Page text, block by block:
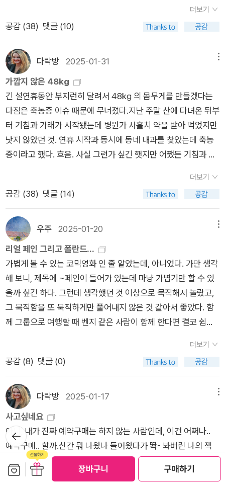
장바구니 구매하기
고민하다가 폴란드까지 다녀온다, 시를 번역에 맡겨서까지 굳이
읽을 필요가 있을까? 번거롭다, 그냥 태워버리면 어떨까 망설인
다, 결국 번역을 맡기고 읽어 본다, 시가 이런 부분은 좋고 저런
부분은 이해도 안 되고 해괴하구나...이런 과정에서 매번의 선택
은 베아트리스라는 여성의 자신에 대한 충실성, 신중함, 일상인으
로서의 성실로 인해 진행된다. 그리고 그런 성품은 정직하게 예술
에, 사랑에 마음을 여는 길로 이끈다. 이 글 앞 부분에서 폴란드인
과의 만남에 있어 두 사람 사이에 접점이라곤 없다고 했는데, 생
과 사라는 극단적으로 접점을 찾기 어려운 다른 환경의 상황에서
이제 진짜 대화가 시도된다.
이 드라마에 대한 흥미와 재미가 확 떨어져버렸다. 하아- 갑자기,
순식간에, 느닷없이,아 재미없어이렇게 된거다. 뒷이야기가 궁금
도 완결을 못한 채로 버려버렸는데, 이 드라마를 완결까지 본 e
가 내게 '그 뒤로도 복수하고 응징하는 에피소드들 나온다'고 하
는데도 전혀 흥미가 없는거다. 저는 뭐가 문제죠? 왜 재미가 없
죠?나는 유튜브도 구독하는게 없고 영상도 잘 보질 않는데, 퇴근
길에 드라마도 안보고 영화도 보기 싫고 유튜브나 볼까 해서 인기
많은 무슨 유튜브를 재생시켜 보는데 와재미없어또 이렇게 되는
거다. 그래서 꺼버리고서는 아 재미없다, 나는 왜 이런거 다 재미
없지, 하면서 문득,책이 최고다! 책이 제일 재미었어! 책은 중간에
단 말이다. 역시 세상에 책만큼 재미있는 건 없는 것 같아..그리고
아, 책이 정말 재미있다. 최고다!!내가 그동안 드라마를 왜 잘 못
봤는지, 보더라도 왜 끝까지 못봤는지 이제 나는 그 이유를 안다.
상보다 더 재미있는게 있다는 걸 아는 몸인 것이다!!하여간 그렇
게 중단한 드라마 얘기 하다가 중단한 영화 얘기를 해보자면, 넷
플릭스의 <라이프 리스트> 이다.주인공 '알렉스(소피아 카슨)'은
엄마가 돌아가시면서 자신앞으로 남긴 유산이 없어 당황한다. 오
랑 다정했는데 왜 오빠들한테는 회사도 남기고 그림도 남기고 다
남겨놓고 나한테는 아무것도 안남겼죠.. 유언장 집행하던 변호사
'브래드(카일 앨런)'은 알렉스에게 엄마가 남긴 건 따로 있다면서
DVD 를 준다. 영상속에서 엄마는 돌아가시기 전 알렉스에게 부
탁을 한다. 알렉스가 어릴 적에 작성했던 라이프 리스트를 죄다
실행해보라는거다. 하나씩 실행하면 그 때마다 dvd 를 하나씩 변
호사로부터 받을 것이고, 그걸 다 실행하고 나면 그 뒤엔 계획이
있다는 거였다. 사랑하는 막내딸이 아직 인생에서 헤매이는 것 같
아 엄마는 나름의 다 계획을 가지고 있었던 것.알렉스는 당황했지
만 그러나 자신이 어린 시절 작성한 리스트를 하나씩 완수하고자
거리를 보고 어떤걸 볼까 선택한 뒤에 하나를 선택하면 다른 하나
를 놓치기 싫어 녹화해놓고 보고는 했었다. 더빙되었고 또 많은
는지 모르겠다.그 때 텔레비젼에서 보았던 영화들 중에 유독 기억
에 남는 영화들이 있는데 그중에 하나가 '메릴 스트립' 주연의 <
폴링 인 러브> 였다. 우연히 만나게 된 남자와 사랑에 빠지게 되
는데 그들이 우연히 스친 장소가 뉴욕의 '리촐리 북 스토어' 였고,
나는 그들이 서점에서 만나 부딪치고 서로가 구입한 책이 바뀌었
던 이 스토리를 정말 좋아한다. 그래서 스물아홉이 되어 처음 뉴
욕으로 여행갔을 때 그 리촐리 북 스토어를 다녀왔더랬다. 아직도
있는지 모르겠네.그보다 더 인상깊었던 영화는 '카트린 드뇌브'
주연의 <사랑할 때와 이별할 때> 였다. 남배우도 유명했던 배우
같은데 싶어 지금 검색해보니 '크리스토퍼 램버트'라고 한다. 아
만난 연상의 여인과 가수인 젊은 청년이 사랑에 빠지게 되는 영화
이다. 여자는 남편과 사이가 안좋고 자식들도 있었는데 새로이 사
랑에 빠진 이 청년과의 관계를 지속할 수 없다고 생각해서 어느날
그에게 이별을 말한다. 그녀와 이별하고 괴로웠던 청년은 그녀를
잊을 수가 없어서 만나달라고 그녀에게 전화를 한다. 그녀는 알겠
다고 하고 그를 만나러 집밖으로 그를 만나러 나왔는데, 그는 그
녀를 기다리다가 그녀가 혼자 나오지 않음을 그녀가 자신의 가족
들 모두와 함께 나오는 걸 보게된거다. 그리고 바로 그 때, 그 역
그런게 다 담긴 것 같아서 말이다. 가족들 모두를 데리고 오는 걸
녀는 어떤 마음이었을까. 70대의 남자 피아니스트인 '비톨트'는
공연 때문에 만나게 된 40대의 여자 '베아트리스'와 사랑에 빠지
게 된다. 음, 그가 일방적으로 그녀에게 빠진 것이니 그녀'와' 사랑
에 빠졌다는 건 정확하지 않은 표현이다. 그는 그녀를 사랑하게
된다. 그녀는 한 번 공연을 주최한 후 그에 대해 딱히 생각해보지
않았는데 그가 그녀에게 연락하고 만나자고 하고 그녀를 좋아한
다고 하니 자꾸 마음이 쓰이기는 한다. 그러다가도 이 노인이 나
더보기
공감 (38) 댓글 (10)
다락방 2025-01-31
가깝지 않은 48kg
긴 설연휴동안 부지런히 달려서 48kg 의 몸무게를 만들겠다는
다짐은 축농증 이슈 때문에 무너졌다.지난 주말 산에 다녀온 뒤부
터 기침과 가래가 시작됐는데 병원가 사흘치 약을 받아 먹었지만
낫지 않았던 것. 연휴 시작과 동시에 동네 내과를 찾았는데 축농
증이라고 했다. 흐음. 사실 그런가 싶긴 햇지만 어쨌든 기침과 가
에서 약 처방을 받는데 항생제를 6일.. 이나 주어서, 저기요 선생
님, 혹시라도 그걸 중간에 빼먹으면.. 건너뛰면 안되겠지요? 물었
술.. 마셔야 해요.. 라고 했다. 선생님은 술을 마셔도 약은 먹으라
고 술 마시는 것도 몸에 나쁜데 약까지 안 먹으면 어떻게 나으려
고 하냐, 약도 먹고 술도 마시라고 했다. ㅎㅎ 그리고 토요일, 친
구랑 일자산에 갔다.날이 아주 좋았지만 가래가 심해서 걷는동안
목구멍에서 가릉가릉 했다. 힝 ㅠㅠ목구멍에 가래가 끓어 걷기가
좀 힘들었지만 그래도 어쩼든 무사히 올라갔다 내려와 친구랑 오
리 로스구이를 먹고 2차로 닭똥집 튀김을 먹고 헤어졌다.다음날
인 일요일에는 다른 친구와 일자산을 갔다. 이번엔 전날보다 더
추웠다. 날씨가 별로였다. 목 상태는 전날보다 나아서 중간중간
평지에서 뛰었다. 친구는 오르막인데도 아주 잘 뛰더라.이 친구랑
었다(네?) ㅋㅋㅋㅋ하여간 48kg 만들려고 나름 노력했는데...
하하하하하하하하하하하하하하하하하하하하 친구는 그렇다면
몇 kg 을 감량해야 하냐 내게 물었고, 음, 아마도 수십키로? 라고
나는 말했다. 하하하하하하하하하하하하하하하하하하화요일날
남동생네가 오기로 했었는데 월요일에 여동생 혼자 하루 먼저 와
서 우리는 함께 백화점을 쇼핑하고 요가센터에서 같이 요가도 했
다. 저녁도 맛있게 같이 먹고 새벽 두시까지 도란도란 이야기도
더보기
공감 (38) 댓글 (14)
우주 2025-01-20
리얼 페인 그리고 폴란드...
가볍게 볼 수 있는 코믹영화 인 줄 알았는데, 아니었다. 가만 생각
해 보니, 제목에 ~페인이 들어가 있는데 마냥 가볍기만 할 수 있
을까 싶긴 하다. 그런데 생각했던 것 이상으로 묵직해서 놀랐고,
그 묵직함을 또 묵직하게만 풀어내지 않은 것 같아서 좋았다. 함
께 그룹으로 여행할 때 벤지 같은 사람이 함께 한다면 결코 쉽지
가 왜 그럴까 라는 생각보다 '고통'에 대한 근본적인 물음이 따라
온 기분이다. 우리 모두 저마다의 고통이 있다. 그런데..그래서 역
다. 나만 힘든 것 같고... 무슨 이유인지 몰라도 자살까지 감행했
던 벤지는 아이러니하게 폴란드 역사 여행을 통해 강제수용소로
끌려가게 된 이들과 마주한다. 영화를 보면서 마음속으로 상상했
다. 그는 분명 죽음에 대해, 고통에 대해 생각의 깊이가 달라져 있
을 거라고. 현재의 고통을 과거의 고통을 통해 생각해 보는 여정
이 좋았다. 무엇보다 폴란드를 여행하는 기분이 들어 좋았고, 쇼
팽의 음악이 흘러나오는 것도 좋았다. 그래서 불쑥 폴란드 역사를
더보기
공감 (8) 댓글 (0)
다락방 2025-01-17
사고싶네요
아니, 내가 진짜 예약구매는 하지 않는 사람인데, 이건 어쩌나..
예약구매.. 할까.신간 뭐 나왔나 들어왔다가 똭- 봐버린 나의 잭
리처 되시는 겁니다.사실 21세기 최고의 책.. 선정할 때 잭 리처
넣을까 말까 엄청 고민했었다. 왜냐하면 잭 리처 같은 인간은 사
뒤로가
기